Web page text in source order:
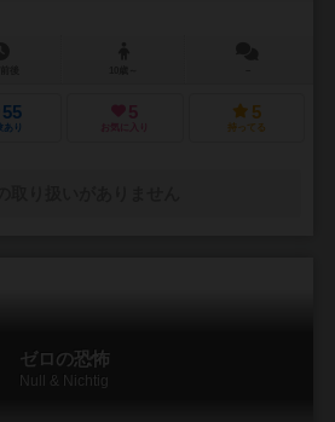
55
り
5
お気に入り
5
持ってる
ゼロの恐怖
Null & Nichtig